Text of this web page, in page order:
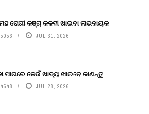
ରୋଗୀ କଞ୍ଚା କଳଦୀ ଖାଇବା ଲାଭଦାୟକ
JUL 31, 2026
ପାଗରେ କେଉଁ ଖାଦ୍ୟ ଖାଇବେ ଜାଣନ୍ତୁ.....
JUL 28, 2026